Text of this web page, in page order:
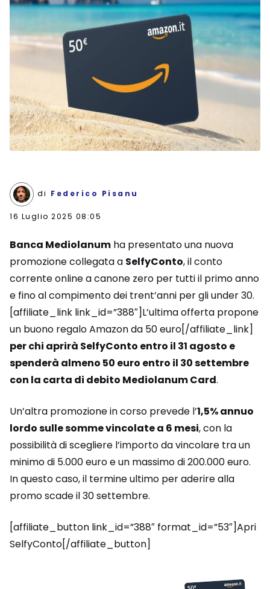
di Federico Pisanu
16 Luglio 2025 08:05
Banca Mediolanum ha presentato una nuova
promozione collegata a SelfyConto, il conto
corrente online a canone zero per tutti il primo anno
e fino al compimento dei trent’anni per gli under 30.
[affiliate_link link_id=”388″]L’ultima offerta propone
un buono regalo Amazon da 50 euro[/affiliate_link]
per chi aprirà SelfyConto entro il 31 agosto e
spenderà almeno 50 euro entro il 30 settembre
con la carta di debito Mediolanum Card.
Un’altra promozione in corso prevede l’1,5% annuo
lordo sulle somme vincolate a 6 mesi, con la
possibilità di scegliere l’importo da vincolare tra un
minimo di 5.000 euro e un massimo di 200.000 euro.
In questo caso, il termine ultimo per aderire alla
promo scade il 30 settembre.
[affiliate_button link_id=”388″ format_id=”53″]Apri
SelfyConto[/affiliate_button]